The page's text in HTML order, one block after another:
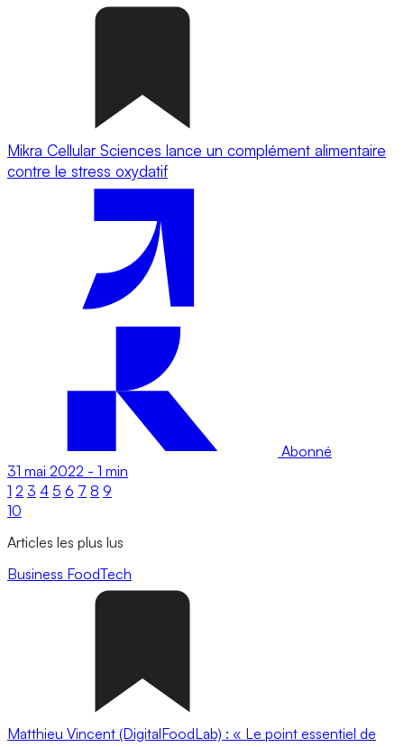
Mikra Cellular Sciences lance un complément alimentaire
contre le stress oxydatif
Abonné
31 mai 2022 - 1 min
1 2 3 4 5 6 7 8 9
10
Articles les plus lus
Business FoodTech
Matthieu Vincent (DigitalFoodLab) : « Le point essentiel de